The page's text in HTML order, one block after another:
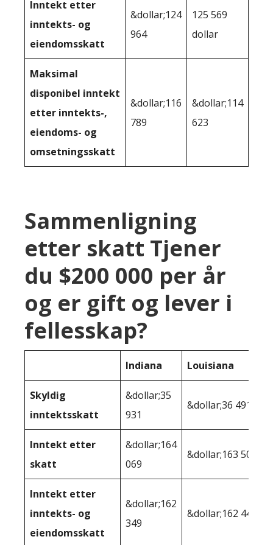
Inntekt etter
inntekts- og
eiendomsskatt
&dollar;124
964
125 569
dollar
Maksimal
disponibel inntekt
etter inntekts-,
eiendoms- og
omsetningsskatt
&dollar;116
789
&dollar;114
623
Sammenligning
etter skatt Tjener
du $200 000 per år
og er gift og lever i
fellesskap?
Indiana Louisiana
Skyldig
inntektsskatt
&dollar;35
931
&dollar;36 491
Inntekt etter
skatt
&dollar;164
069
&dollar;163 509
Inntekt etter
inntekts- og
eiendomsskatt
&dollar;162
349
&dollar;162 444